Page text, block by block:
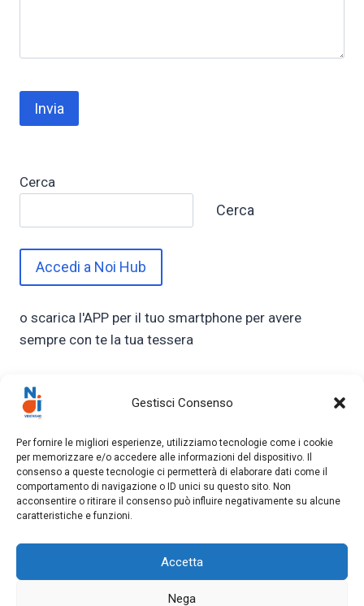
Gestisci Consenso
Per fornire le migliori esperienze, utilizziamo tecnologie come i cookie
per memorizzare e/o accedere alle informazioni del dispositivo. Il
consenso a queste tecnologie ci permetterà di elaborare dati come il
comportamento di navigazione o ID unici su questo sito. Non
acconsentire o ritirare il consenso può influire negativamente su alcune
caratteristiche e funzioni.
Accetta
Nega
Cerca
Cerca
Accedi a Noi Hub
o scarica l'APP per il tuo smartphone per avere
sempre con te la tua tessera
© 2026 NOI VIGEVANO